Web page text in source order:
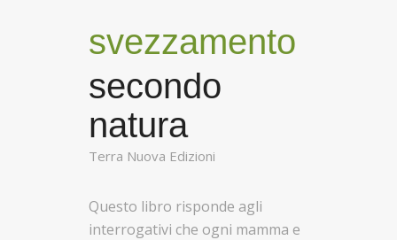
svezzamento
secondo
natura
Terra Nuova Edizioni
Questo libro risponde agli
interrogativi che ogni mamma e